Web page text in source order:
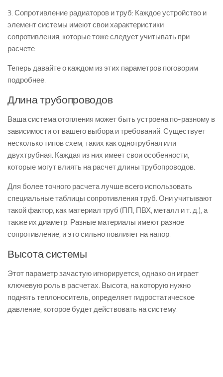
3. Сопротивление радиаторов и труб: Каждое устройство и
элемент системы имеют свои характеристики
сопротивления, которые тоже следует учитывать при
расчете.
Теперь давайте о каждом из этих параметров поговорим
подробнее.
Длина трубопроводов
Ваша система отопления может быть устроена по-разному в
зависимости от вашего выбора и требований. Существует
несколько типов схем, таких как однотрубная или
двухтрубная. Каждая из них имеет свои особенности,
которые могут влиять на расчет длины трубопроводов.
Для более точного расчета лучше всего использовать
специальные таблицы сопротивления труб. Они учитывают
такой фактор, как материал труб (ПП, ПВХ, металл и т. д.), а
также их диаметр. Разные материалы имеют разное
сопротивление, и это сильно повлияет на напор.
Высота системы
Этот параметр зачастую игнорируется, однако он играет
ключевую роль в расчетах. Высота, на которую нужно
поднять теплоноситель, определяет гидростатическое
давление, которое будет действовать на систему.